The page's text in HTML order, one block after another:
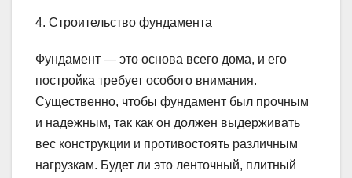
4. Строительство фундамента
Фундамент — это основа всего дома, и его
постройка требует особого внимания.
Существенно, чтобы фундамент был прочным
и надежным, так как он должен выдерживать
вес конструкции и противостоять различным
нагрузкам. Будет ли это ленточный, плитный